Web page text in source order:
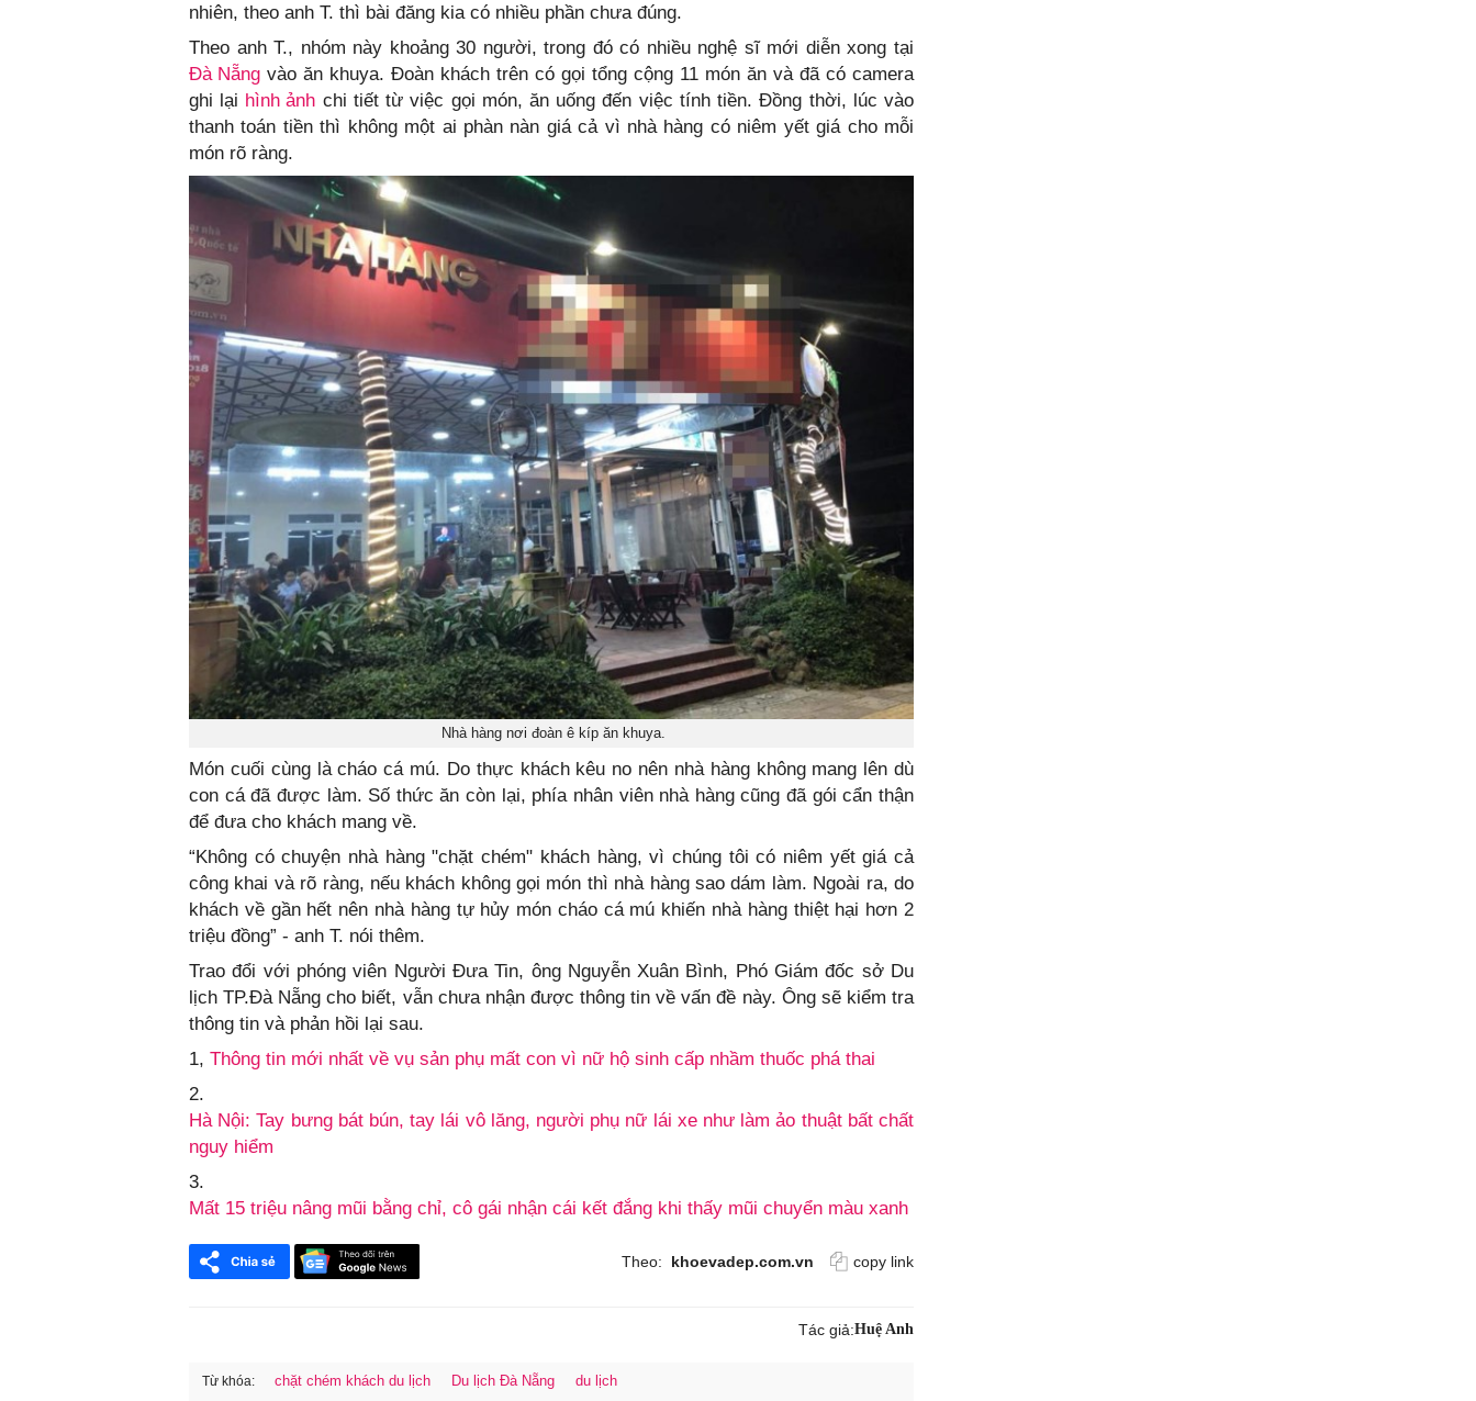
nhiên, theo anh T. thì bài đăng kia có nhiều phần chưa đúng.
Theo anh T., nhóm này khoảng 30 người, trong đó có nhiều nghệ sĩ mới diễn xong tại
Đà Nẵng vào ăn khuya. Đoàn khách trên có gọi tổng cộng 11 món ăn và đã có camera
ghi lại hình ảnh chi tiết từ việc gọi món, ăn uống đến việc tính tiền. Đồng thời, lúc vào
thanh toán tiền thì không một ai phàn nàn giá cả vì nhà hàng có niêm yết giá cho mỗi
món rõ ràng.
Nhà hàng nơi đoàn ê kíp ăn khuya.
Món cuối cùng là cháo cá mú. Do thực khách kêu no nên nhà hàng không mang lên dù
con cá đã được làm. Số thức ăn còn lại, phía nhân viên nhà hàng cũng đã gói cẩn thận
để đưa cho khách mang về.
“Không có chuyện nhà hàng "chặt chém" khách hàng, vì chúng tôi có niêm yết giá cả
công khai và rõ ràng, nếu khách không gọi món thì nhà hàng sao dám làm. Ngoài ra, do
khách về gần hết nên nhà hàng tự hủy món cháo cá mú khiến nhà hàng thiệt hại hơn 2
triệu đồng” - anh T. nói thêm.
Trao đổi với phóng viên Người Đưa Tin, ông Nguyễn Xuân Bình, Phó Giám đốc sở Du
lịch TP.Đà Nẵng cho biết, vẫn chưa nhận được thông tin về vấn đề này. Ông sẽ kiểm tra
thông tin và phản hồi lại sau.
1, Thông tin mới nhất về vụ sản phụ mất con vì nữ hộ sinh cấp nhầm thuốc phá thai
2.
Hà Nội: Tay bưng bát bún, tay lái vô lăng, người phụ nữ lái xe như làm ảo thuật bất chất
nguy hiểm
3.
Mất 15 triệu nâng mũi bằng chỉ, cô gái nhận cái kết đắng khi thấy mũi chuyển màu xanh
Theo: khoevadep.com.vn copy link
Tác giả:Huệ Anh
Từ khóa: chặt chém khách du lịch Du lịch Đà Nẵng du lịch